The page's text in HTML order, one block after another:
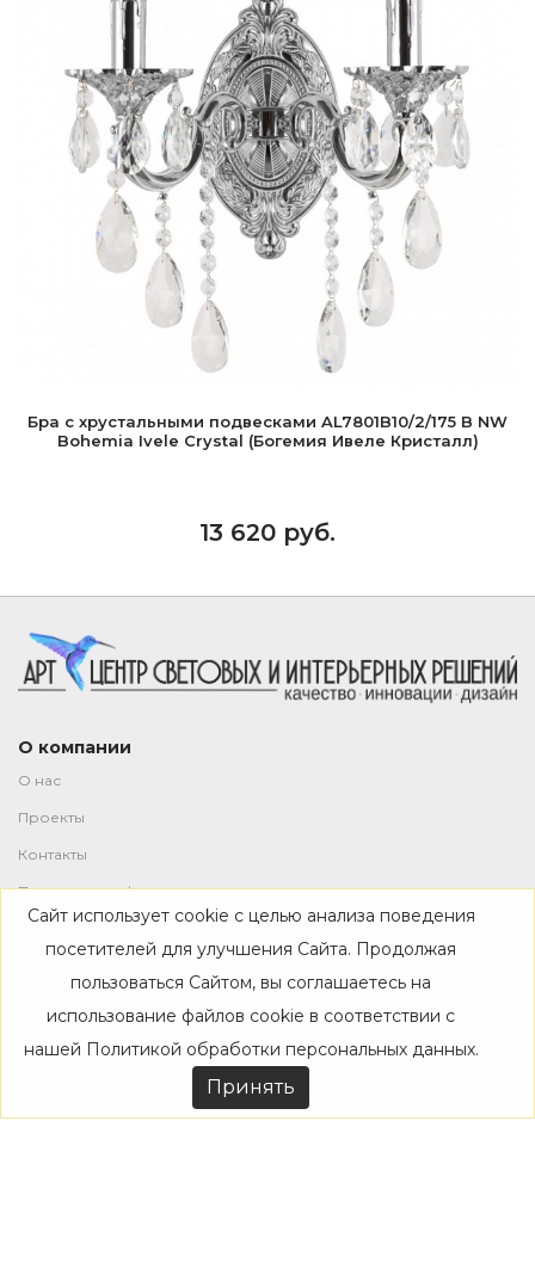
Бра с хрустальными подвесками AL7801B10/2/175 B NW
Bohemia Ivele Crystal (Богемия Ивеле Кристалл)
13 620 руб.
О компании
О нас
Проекты
Контакты
Политика конфиденциальности
Магазин
Каталог
Дизайнерам
Акции
Сайт использует cookie с целью анализа поведения
посетителей для улучшения Сайта. Продолжая
пользоваться Сайтом, вы соглашаетесь на
использование файлов cookie в соответствии с
нашей Политикой обработки персональных данных.
Принять